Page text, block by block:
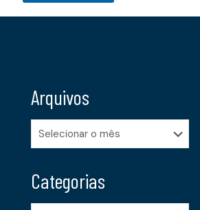
Arquivos
Arquivos
Categorias